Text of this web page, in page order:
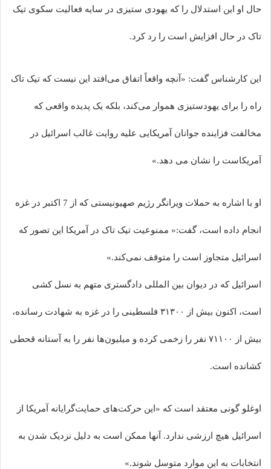
حال او این استدلال را که یهودی ستیزی در سایه فعالیت سکوی تیک
تاک در حال افزایش است را رد کرد.
این کارشناس گفت: «آنچه واقعاً اتفاق می‌افتد این نیست که تیک تاک
راه را برای یهودستیزی هموار می‌کند، بلکه یک پدیده واقعی که
مخالفت فزاینده جوانان آمریکایی علیه روایت غالب اسرائیل در
آمریکاست را نشان می دهد.»
او با اشاره به حملات ویرانگر رژیم صهیونیستی که از 7 اکتبر در غزه
انجام داده است، گفت:« ممنوعیت تیک تاک در آمریکا این تصور که
اسرائیل متجاوز است را متوقف نمی‌کند.»
اسرائیل که در دیوان بین المللی دادگستری متهم به نسل کشی
است، اکنون بیش از ۳۱۳۰۰ فلسطینی را در غزه به شهادت رسانده،
بیش از ۷۱۱۰۰ نفر را زخمی کرده و میلیون‌ها نفر را به آستانه قحطی
کشانده است.
اوغلو گونی معتقد است که «این حرکت‌های حمایت‌گرایانه آمریکا از
اسرائیل هیچ ارزشی ندارد. آنها ممکن است به دلیل نزدیک شدن به
انتخابات به این موارد متوسل شوند.»